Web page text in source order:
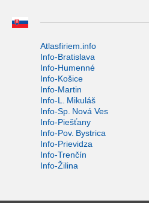
Atlasfiriem.info
Info-Bratislava
Info-Humenné
Info-Košice
Info-Martin
Info-L. Mikuláš
Info-Sp. Nová Ves
Info-Piešťany
Info-Pov. Bystrica
Info-Prievidza
Info-Trenčín
Info-Žilina